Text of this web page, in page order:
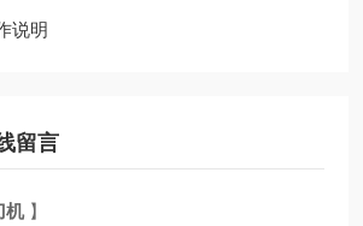
说明
留言
机】